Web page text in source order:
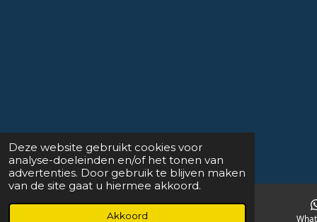
Deze website gebruikt cookies voor
analyse-doeleinden en/of het tonen van
advertenties. Door gebruik te blijven maken
van de site gaat u hiermee akkoord.
Akkoord